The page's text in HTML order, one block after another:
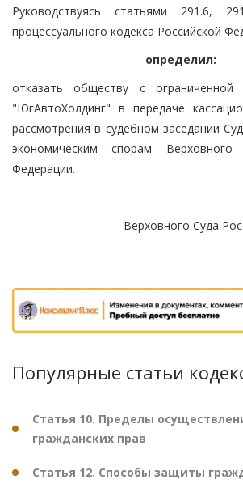
Руководствуясь статьями 291.6,
процессуального кодекса Российской
определил:
отказать обществу с ограниченной
"ЮгАвтоХолдинг" в передаче
рассмотрения в судебном заседании
экономическим спорам Верховного
Федерации.
Верховного Суда
Популярные статьи
Статья 10. Пределы
гражданских прав
Статья 12. Способы защиты